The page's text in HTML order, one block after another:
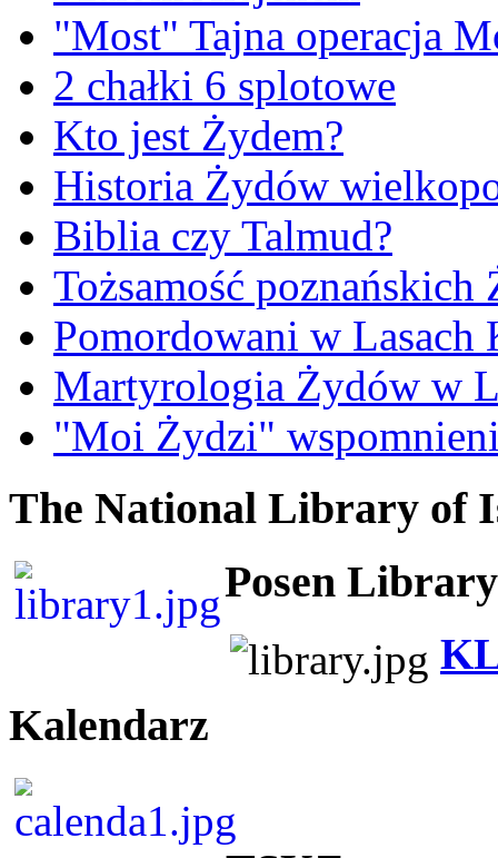
"Most" Tajna operacja
2 chałki 6 splotowe
Kto jest Żydem?
Historia Żydów
Biblia czy Talmud?
Tożsamość poznańskich
Pomordowani w Lasach
Martyrologia Żydów w
"Moi Żydzi"
The National Library of
Posen Library
Kalendarz